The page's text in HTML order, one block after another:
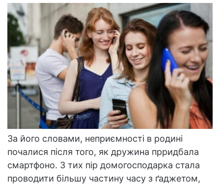
За його словами, неприємності в родині
почалися після того, як дружина прридбала
смартфоно. З тих пір домогосподарка стала
проводити більшу частину часу з ґаджетом,